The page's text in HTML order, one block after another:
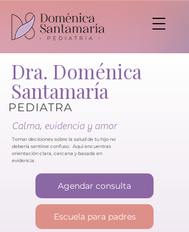
Dra. Doménica
Santamaría
PEDIATRA
Calma, evidencia y amor
Tomar decisiones sobre la salud de tu hijo no
debería sentirse confuso. Aquí encuentras
orientación clara, cercana y basada en
evidencia.
Agendar consulta
Escuela para padres